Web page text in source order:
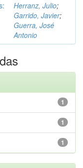
Herranz, Julio;
Garrido, Javier;
Guerra, José
Antonio
1
1
1